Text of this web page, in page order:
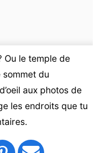
Ou le temple de
du
aux photos de
les endroits que tu